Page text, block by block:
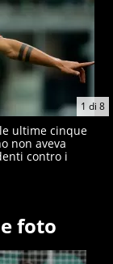
1 di 8
ultime cinque
non aveva
contro i
foto